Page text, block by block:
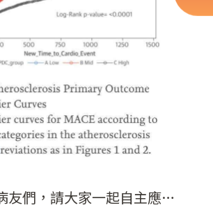
友們，請大家一起自主應變